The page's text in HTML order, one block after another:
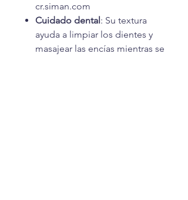
cr.siman.com
Cuidado dental: Su textura
ayuda a limpiar los dientes y
masajear las encías mientras se